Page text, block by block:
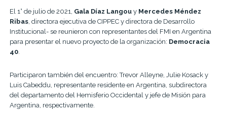
El 1° de julio de 2021, Gala Díaz Langouy Mercedes Méndez
Ribas, directora ejecutiva de CIPPEC y directora de Desarrollo
Institucional- se reunieron con representantes del FMI en Argentina
para presentar el nuevo proyecto de la organización: Democracia
40.
Participaron también del encuentro: Trevor Alleyne, Julie Kosack y
Luis Cabeddu, representante residente en Argentina, subdirectora
del departamento del Hemisferio Occidental y jefe de Misión para
Argentina, respectivamente.